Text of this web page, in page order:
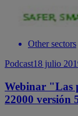
Other sectors
Podcast18 julio
Webinar "Las
22000 versión